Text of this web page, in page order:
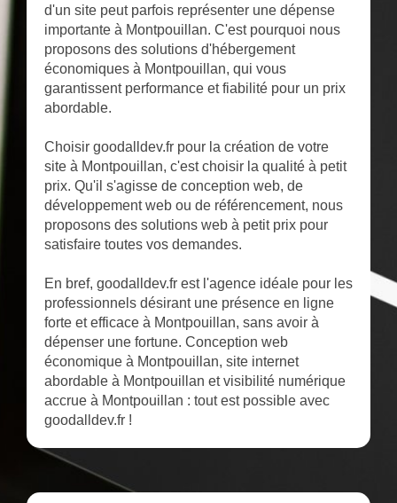
d'un site peut parfois représenter une dépense
importante à Montpouillan. C'est pourquoi nous
proposons des solutions d'hébergement
économiques à Montpouillan, qui vous
garantissent performance et fiabilité pour un prix
abordable.
Choisir goodalldev.fr pour la création de votre
site à Montpouillan, c'est choisir la qualité à petit
prix. Qu'il s'agisse de conception web, de
développement web ou de référencement, nous
proposons des solutions web à petit prix pour
satisfaire toutes vos demandes.
En bref, goodalldev.fr est l'agence idéale pour les
professionnels désirant une présence en ligne
forte et efficace à Montpouillan, sans avoir à
dépenser une fortune. Conception web
économique à Montpouillan, site internet
abordable à Montpouillan et visibilité numérique
accrue à Montpouillan : tout est possible avec
goodalldev.fr !